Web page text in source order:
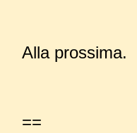
Alla prossima.
==